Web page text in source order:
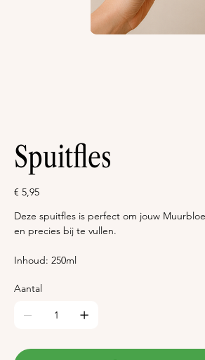
Spuitfles
Prijs
€ 5,95
Deze spuitfles is perfect om jouw
en precies bij te vullen.
Inhoud: 250ml
Aantal